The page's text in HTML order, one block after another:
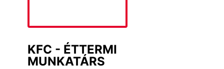
KFC - ÉTTERMI
MUNKATÁRS